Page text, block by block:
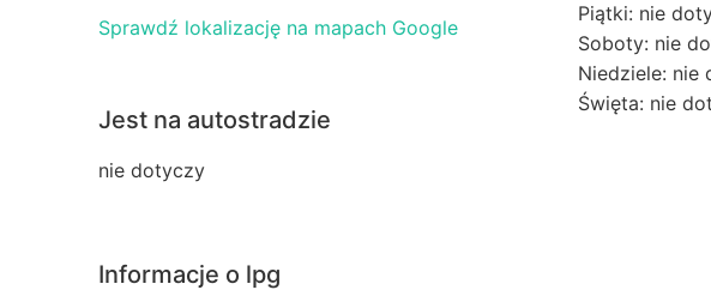
Sprawdź lokalizację na mapach Google
Jest na autostradzie
nie dotyczy
Piątki: nie
Soboty: nie
Niedziele: nie
Święta: nie
Informacje o lpg